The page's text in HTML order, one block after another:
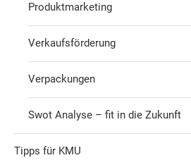
Produktmarketing
Verkaufsförderung
Verpackungen
Swot Analyse – fit in die Zukunft
Tipps für KMU